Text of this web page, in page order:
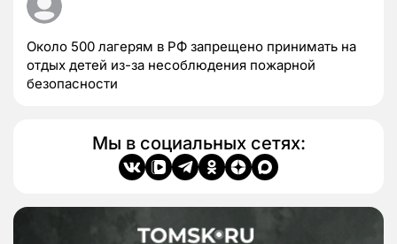
Около 500 лагерям в РФ запрещено принимать на
отдых детей из-за несоблюдения пожарной
безопасности
Мы в социальных сетях: